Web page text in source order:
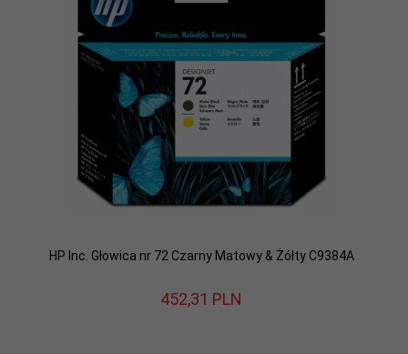
HP Inc. Głowica nr 72 Czarny Matowy & Żółty C9384A
452,31 PLN